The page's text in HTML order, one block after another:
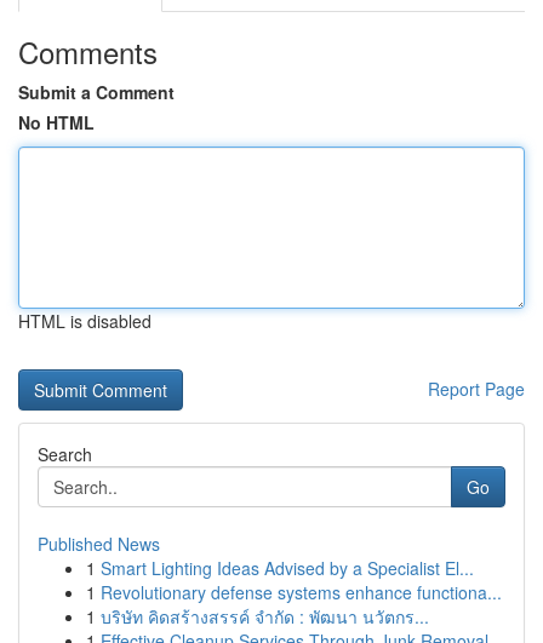
Comments
Submit a Comment
No HTML
HTML is disabled
Report Page
Search
Go
Published News
1 Smart Lighting Ideas Advised by a Specialist El...
1 Revolutionary defense systems enhance functiona...
1 บริษัท คิดสร้างสรรค์ จำกัด : พัฒนา นวัตกร...